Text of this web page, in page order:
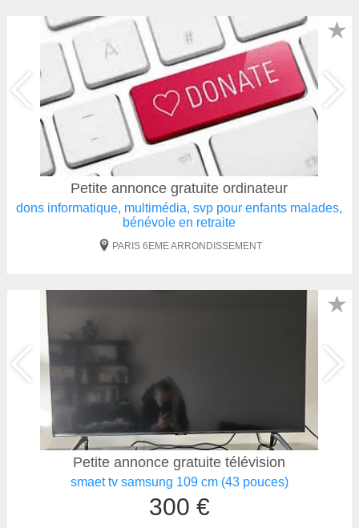
Petite annonce gratuite ordinateur
dons informatique, multimédia, svp pour enfants malades,
bénévole en retraite
PARIS 6EME ARRONDISSEMENT
★
Petite annonce gratuite télévision
smaet tv samsung 109 cm (43 pouces)
300 €
★